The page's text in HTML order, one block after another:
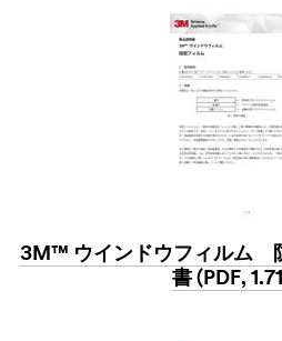
3M™ ウインドウフィルム
書 (PDF,